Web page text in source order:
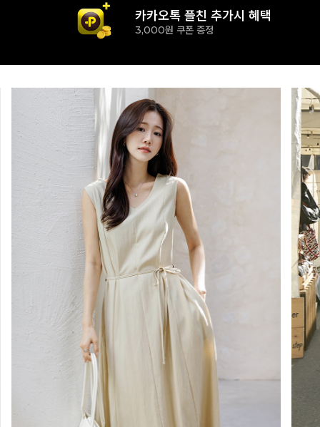
신규 가입시 혜택
15% 즉시할인